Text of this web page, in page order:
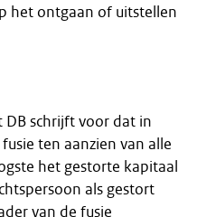
het ontgaan of uitstellen
schrijft voor dat in
ten aanzien van alle
het gestorte kapitaal
als gestort
van de fusie